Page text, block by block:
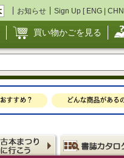
お知らせ Sign Up [ ENG | CHN
買い物かごを見る